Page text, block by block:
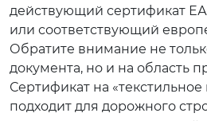
действующий сертификат
или соответствующий
Обратите внимание не
документа, но и на область
Сертификат на «текстильное
подходит для дорожного